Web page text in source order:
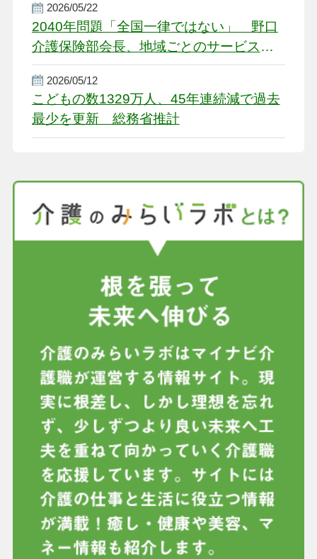
2026/05/22
2040年問題「全国一律ではない」 野口
介護保険部会長、地域ごとのサービス基
盤整備を促す
2026/05/12
こどもの数1329万人、45年連続減で過去
最少を更新 総務省推計